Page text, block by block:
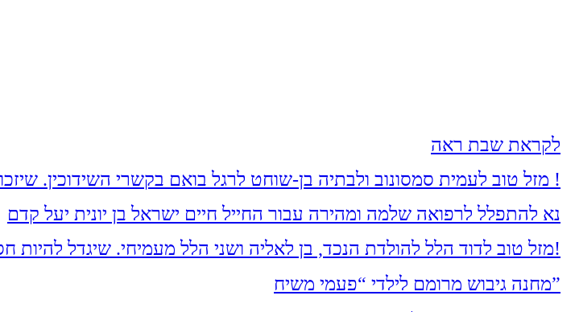
לקראת שבת ראה
מזל טוב לעמית סמסונוב ולבתיה בן-שוחט לרגל בואם בקשרי השידוכין. שיזכו להקים בית נאמן בישראל על אדני התורה והחסידות !
נא להתפלל לרפואה שלמה ומהירה עבור החייל חיים ישראל בן יונית יעל קדם
מזל טוב לדוד הלל להולדת הנכד, בן לאליה ושני הלל מעמיחי. שיגדל להיות חסיד, ירא-שמים ולמדן!
מחנה גיבוש מרומם לילדי “פעמי משיח”